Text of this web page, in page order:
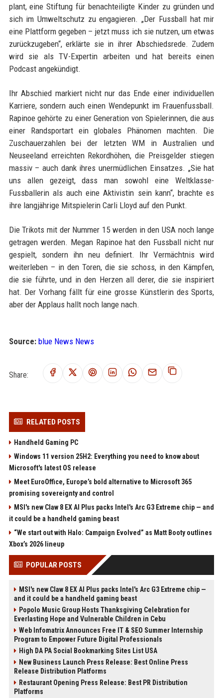
plant, eine Stiftung für benachteiligte Kinder zu gründen und
sich im Umweltschutz zu engagieren. „Der Fussball hat mir
eine Plattform gegeben – jetzt muss ich sie nutzen, um etwas
zurückzugeben“, erklärte sie in ihrer Abschiedsrede. Zudem
wird sie als TV-Expertin arbeiten und hat bereits einen
Podcast angekündigt.
Ihr Abschied markiert nicht nur das Ende einer individuellen
Karriere, sondern auch einen Wendepunkt im Frauenfussball.
Rapinoe gehörte zu einer Generation von Spielerinnen, die aus
einer Randsportart ein globales Phänomen machten. Die
Zuschauerzahlen bei der letzten WM in Australien und
Neuseeland erreichten Rekordhöhen, die Preisgelder stiegen
massiv – auch dank ihres unermüdlichen Einsatzes. „Sie hat
uns allen gezeigt, dass man sowohl eine Weltklasse-
Fussballerin als auch eine Aktivistin sein kann“, brachte es
ihre langjährige Mitspielerin Carli Lloyd auf den Punkt.
Die Trikots mit der Nummer 15 werden in den USA noch lange
getragen werden. Megan Rapinoe hat den Fussball nicht nur
gespielt, sondern ihn neu definiert. Ihr Vermächtnis wird
weiterleben – in den Toren, die sie schoss, in den Kämpfen,
die sie führte, und in den Herzen all derer, die sie inspiriert
hat. Der Vorhang fällt für eine grosse Künstlerin des Sports,
aber der Applaus hallt noch lange nach.
Source: blue News News
Share:
RELATED POSTS
Handheld Gaming PC
Windows 11 version 25H2: Everything you need to know about
Microsoft's latest OS release
Meet EuroOffice, Europe’s bold alternative to Microsoft 365
promising sovereignty and control
MSI's new Claw 8 EX AI Plus packs Intel's Arc G3 Extreme chip — and
it could be a handheld gaming beast
“We start out with Halo: Campaign Evolved” as Matt Booty outlines
Xbox’s 2026 lineup
POPULAR POSTS
MSI's new Claw 8 EX AI Plus packs Intel's Arc G3 Extreme chip —
and it could be a handheld gaming beast
Popolo Music Group Hosts Thanksgiving Celebration for
Everlasting Hope and Vulnerable Children in Cebu
Web Infomatrix Announces Free IT & SEO Summer Internship
Program to Empower Future Digital Professionals
High DA PA Social Bookmarking Sites List USA
New Business Launch Press Release: Best Online Press
Release Distribution Platforms
Restaurant Opening Press Release: Best PR Distribution
Platforms